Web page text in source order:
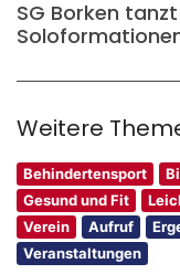
SG Borken
Weitere
Behindertensport
Gesund und Fit
Verein
Aufruf
Veranstaltungen